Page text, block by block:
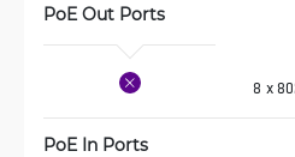
PoE Out Ports
8 x
PoE In Ports